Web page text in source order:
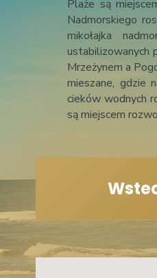
Plaże są miejscem bytowania organizmów piaskolubnych (psammofile). Na wydmach szarych Pasa
Nadmorskiego
mikołajka
ustabilizowanych
Mrzeżynem a
mieszane, gdzie
cieków wodnych
są miejscem